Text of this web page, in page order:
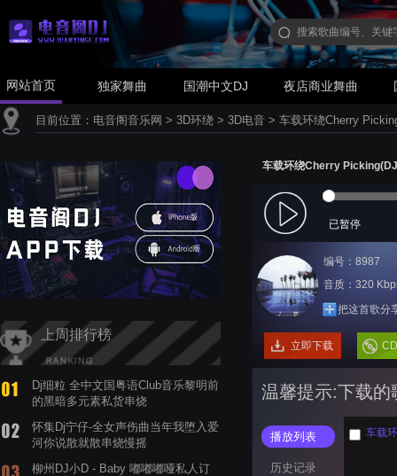
网站首页 独家舞曲 国潮中文DJ 夜店商业舞曲
目前位置： 电音阁音乐网 > 3D环绕 > 3D电音 > 车载环绕Cherry
上周排行榜
Dj细粒 全中文国粤语Club音乐黎明前
的黑暗多元素私货串烧
怀集Dj宁仔-全女声伤曲当年我堕入爱
河你说散就散串烧慢摇
柳州DJ小D - Baby 嘟嘟嘟哑私人订
车载环绕Cherry
已暂停
编号：8987
音质：320
把这首歌分
立即下载
温馨提示:下载的
播放列表
历史记录
车载